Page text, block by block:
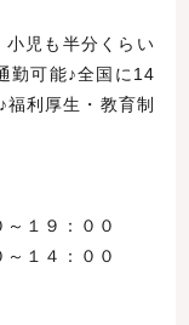
小児も半分くらい
勤可能♪全国に14
利厚生・教育制
９：００
００